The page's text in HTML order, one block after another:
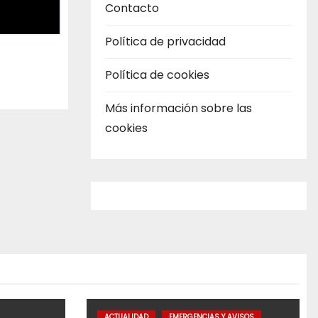
Contacto
Política de privacidad
Política de cookies
Más información sobre las
cookies